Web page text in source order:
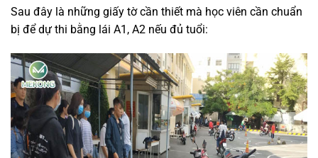
Sau đây là những giấy tờ cần thiết mà học viên cần chuẩn
bị để dự thi bằng lái A1, A2 nếu đủ tuổi: